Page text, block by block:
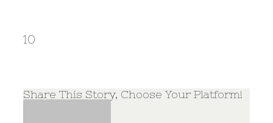
10
Share This Story, Choose Your Platform!